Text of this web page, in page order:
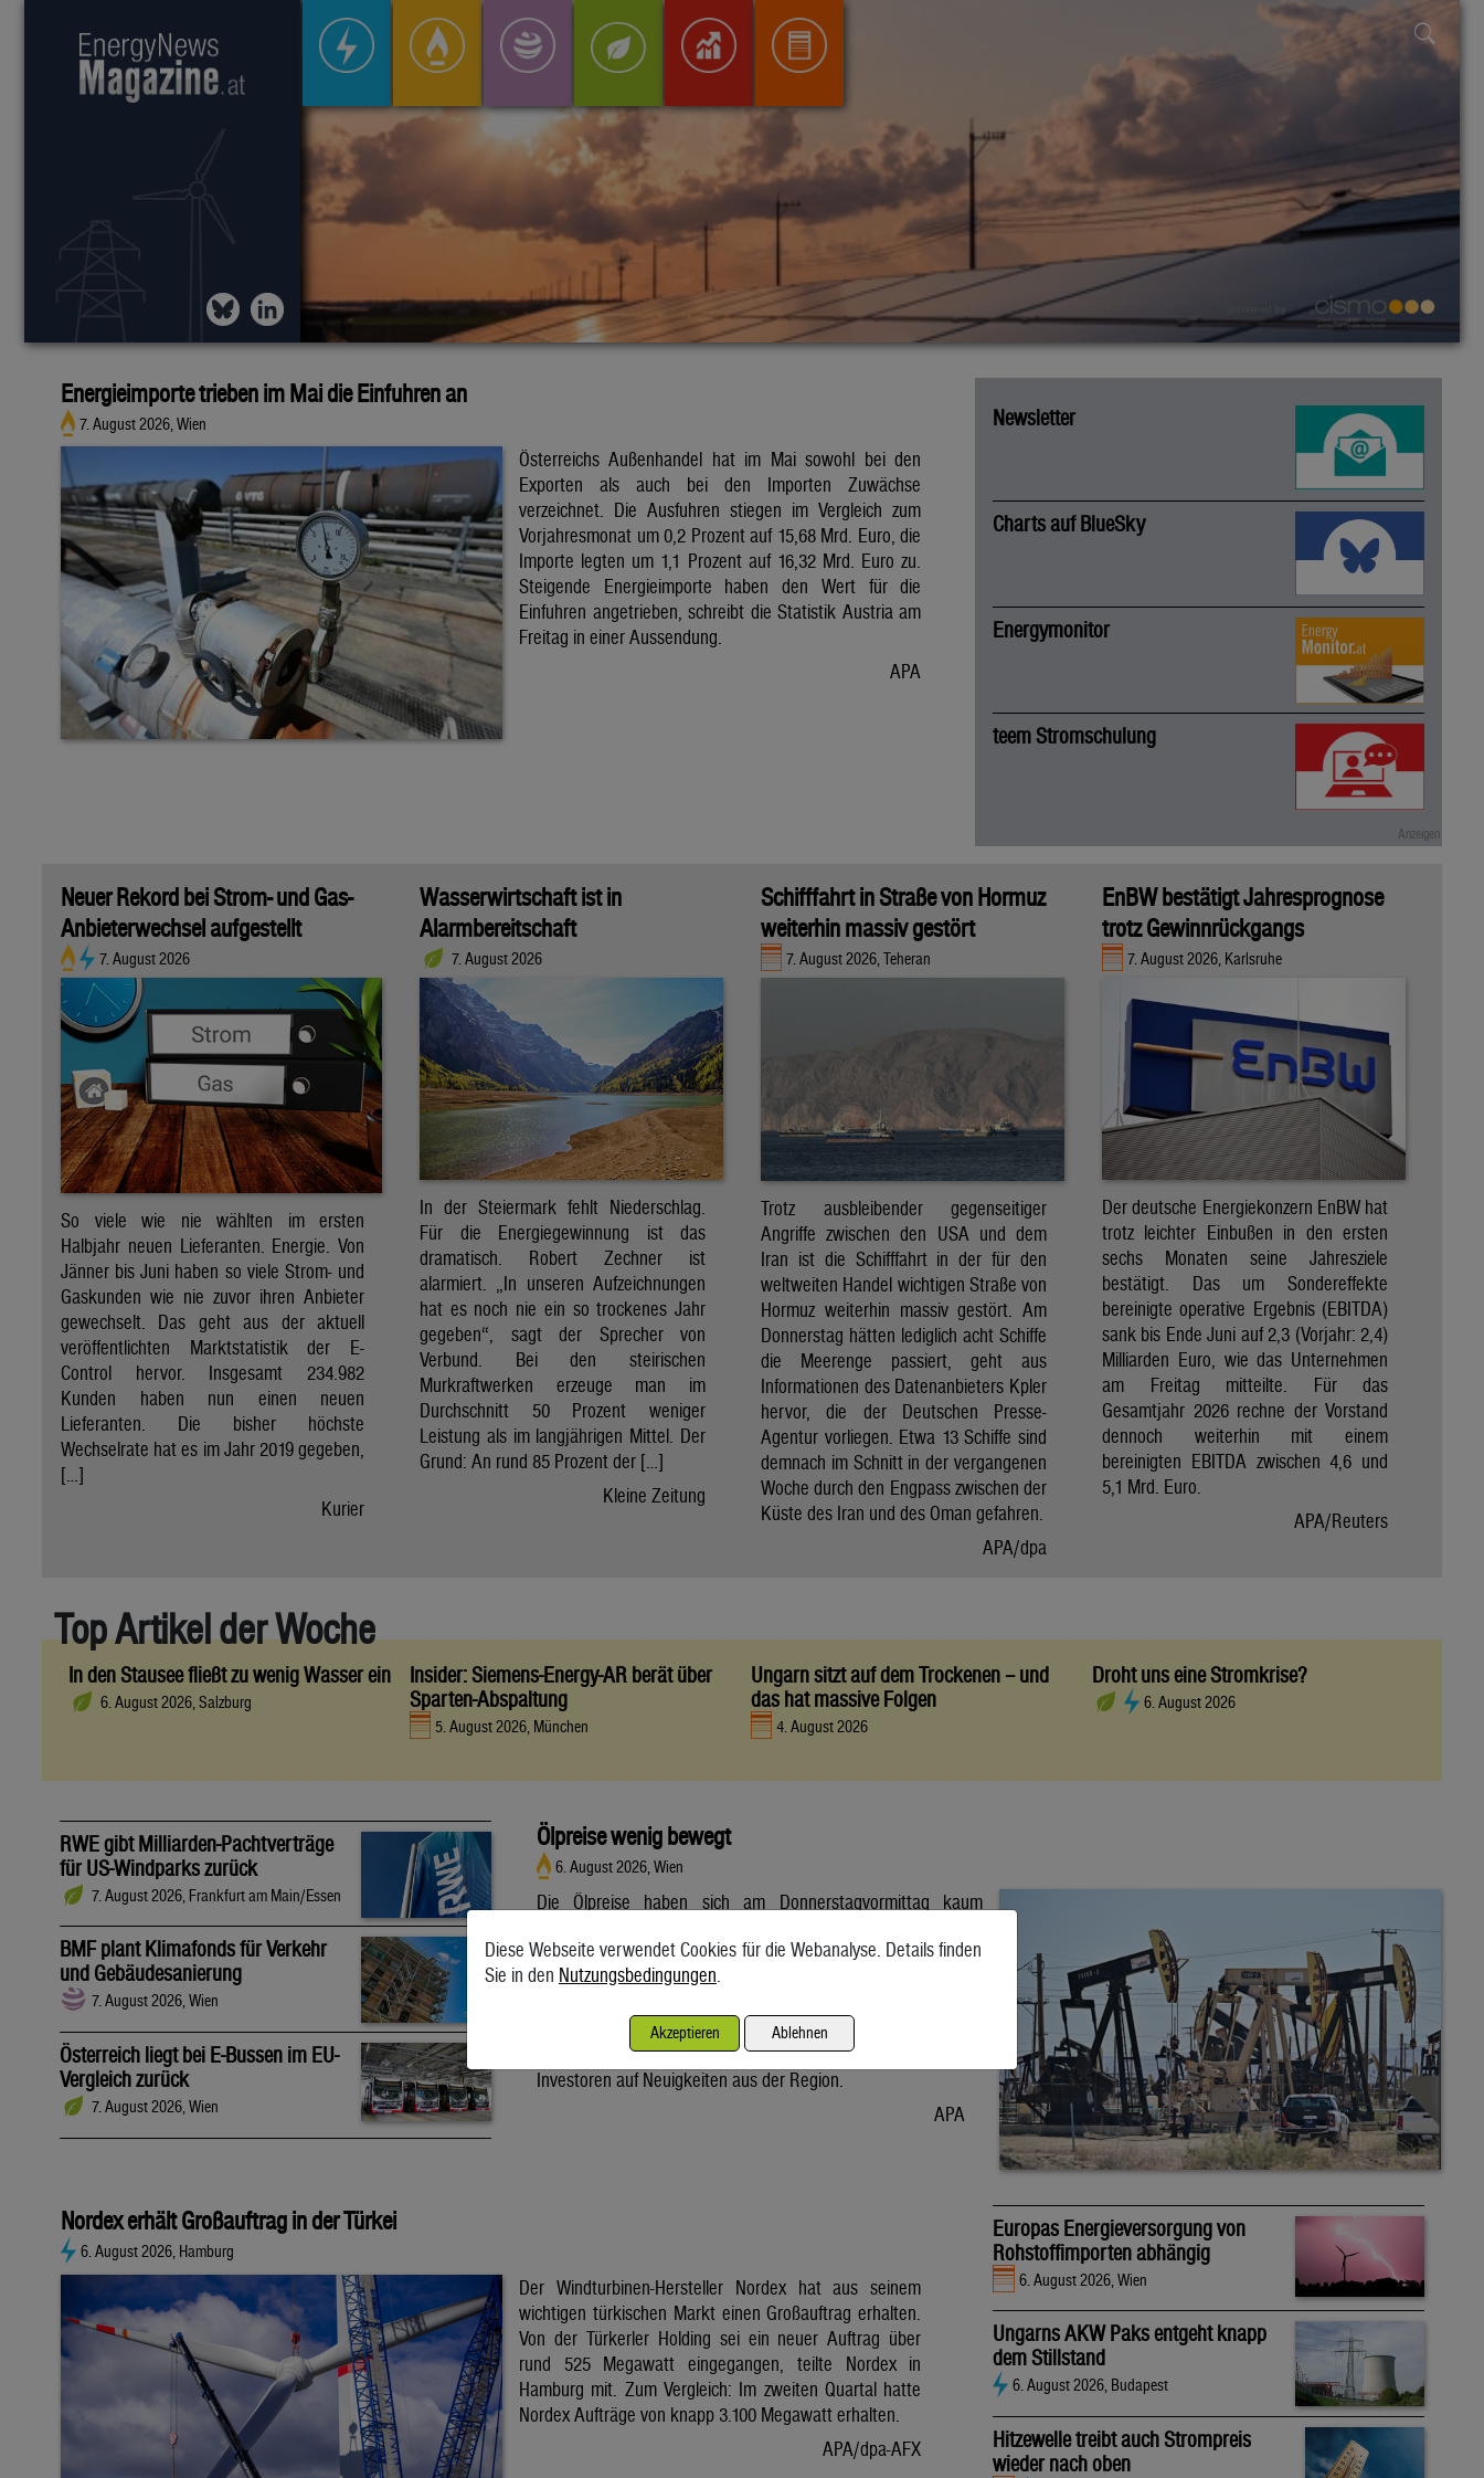
Energieimporte trieben im Mai die Einfuhren an
7. August 2026, Wien
Österreichs Außenhandel hat im Mai sowohl bei den
Exporten als auch bei den Importen Zuwächse
verzeichnet. Die Ausfuhren stiegen im Vergleich zum
Vorjahresmonat um 0,2 Prozent auf 15,68 Mrd. Euro, die
Importe legten um 1,1 Prozent auf 16,32 Mrd. Euro zu.
Steigende Energieimporte haben den Wert für die
Einfuhren angetrieben, schreibt die Statistik Austria am
Freitag in einer Aussendung.
APA
Newsletter
Charts auf BlueSky
Energymonitor
teem Stromschulung
Neuer Rekord bei Strom- und Gas-
Anbieterwechsel aufgestellt
7. August 2026
So viele wie nie wählten im ersten
Halbjahr neuen Lieferanten. Energie. Von
Jänner bis Juni haben so viele Strom- und
Gaskunden wie nie zuvor ihren Anbieter
gewechselt. Das geht aus der aktuell
veröffentlichten Marktstatistik der E-
Control hervor. Insgesamt 234.982
Kunden haben nun einen neuen
Lieferanten. Die bisher höchste
Wechselrate hat es im Jahr 2019 gegeben,
[…]
Kurier
Wasserwirtschaft ist in
Alarmbereitschaft
7. August 2026
In der Steiermark fehlt Niederschlag.
Für die Energiegewinnung ist das
dramatisch. Robert Zechner ist
alarmiert. „In unseren Aufzeichnungen
hat es noch nie ein so trockenes Jahr
gegeben“, sagt der Sprecher von
Verbund. Bei den steirischen
Murkraftwerken erzeuge man im
Durchschnitt 50 Prozent weniger
Leistung als im langjährigen Mittel. Der
Grund: An rund 85 Prozent der […]
Kleine Zeitung
Schifffahrt in Straße von Hormuz
weiterhin massiv gestört
7. August 2026, Teheran
Trotz ausbleibender gegenseitiger
Angriffe zwischen den USA und dem
Iran ist die Schifffahrt in der für den
weltweiten Handel wichtigen Straße von
Hormuz weiterhin massiv gestört. Am
Donnerstag hätten lediglich acht Schiffe
die Meerenge passiert, geht aus
Informationen des Datenanbieters Kpler
hervor, die der Deutschen Presse-
Agentur vorliegen. Etwa 13 Schiffe sind
demnach im Schnitt in der vergangenen
Woche durch den Engpass zwischen der
Küste des Iran und des Oman gefahren.
APA/dpa
EnBW bestätigt Jahresprognose
trotz Gewinnrückgangs
7. August 2026, Karlsruhe
Der deutsche Energiekonzern EnBW hat
trotz leichter Einbußen in den ersten
sechs Monaten seine Jahresziele
bestätigt. Das um Sondereffekte
bereinigte operative Ergebnis (EBITDA)
sank bis Ende Juni auf 2,3 (Vorjahr: 2,4)
Milliarden Euro, wie das Unternehmen
am Freitag mitteilte. Für das
Gesamtjahr 2026 rechne der Vorstand
dennoch weiterhin mit einem
bereinigten EBITDA zwischen 4,6 und
5,1 Mrd. Euro.
APA/Reuters
Top Artikel der Woche
In den Stausee fließt zu wenig Wasser ein
6. August 2026, Salzburg
Insider: Siemens-Energy-AR berät über
Sparten-Abspaltung
5. August 2026, München
Ungarn sitzt auf dem Trockenen – und
das hat massive Folgen
4. August 2026
Droht uns eine Stromkrise?
6. August 2026
RWE gibt Milliarden-Pachtverträge
für US-Windparks zurück
7. August 2026, Frankfurt am Main/Essen
BMF plant Klimafonds für Verkehr
und Gebäudesanierung
7. August 2026, Wien
Österreich liegt bei E-Bussen im EU-
Vergleich zurück
7. August 2026, Wien
Ölpreise wenig bewegt
6. August 2026, Wien
Die Ölpreise haben sich am Donnerstagvormittag kaum
Brent aus der Nordsee mit Lieferung Oktober kostete am
Vormittag 79,75 US-Dollar und damit 0,4 Prozent mehr als am
80 Dollar. Unter diese ist er am Dienstag wegen der Hoffnung
auf eine Lösung im Iran-Krieg gesunken. Seitdem warten
Investoren auf Neuigkeiten aus der Region.
APA
Nordex erhält Großauftrag in der Türkei
6. August 2026, Hamburg
Der Windturbinen-Hersteller Nordex hat aus seinem
wichtigen türkischen Markt einen Großauftrag erhalten.
Von der Türkerler Holding sei ein neuer Auftrag über
rund 525 Megawatt eingegangen, teilte Nordex in
Hamburg mit. Zum Vergleich: Im zweiten Quartal hatte
Nordex Aufträge von knapp 3.100 Megawatt erhalten.
APA/dpa-AFX
Europas Energieversorgung von
Rohstoffimporten abhängig
6. August 2026, Wien
Ungarns AKW Paks entgeht knapp
dem Stillstand
6. August 2026, Budapest
Hitzewelle treibt auch Strompreis
wieder nach oben
Diese Webseite verwendet Cookies für die Webanalyse. Details finden
Sie in den Nutzungsbedingungen.
Akzeptieren Ablehnen